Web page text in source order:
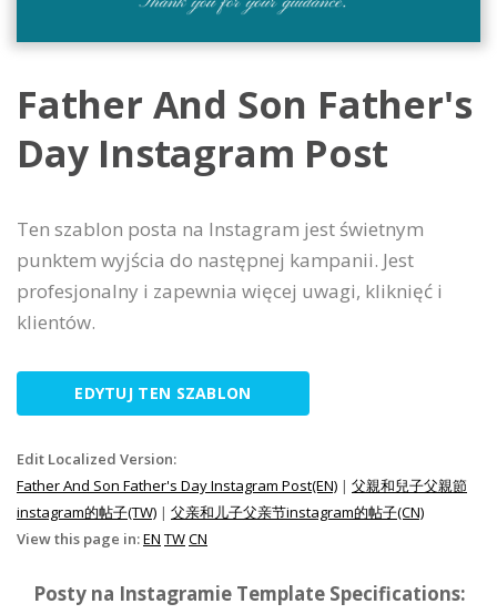
Father And Son Father's
Day Instagram Post
Ten szablon posta na Instagram jest świetnym
punktem wyjścia do następnej kampanii. Jest
profesjonalny i zapewnia więcej uwagi, kliknięć i
klientów.
EDYTUJ TEN SZABLON
Edit Localized Version:
Father And Son Father's Day Instagram Post(EN) | 父親和兒子父親節
instagram的帖子(TW) | 父亲和儿子父亲节instagram的帖子(CN)
View this page in:EN TWCN
Posty na Instagramie Template Specifications: